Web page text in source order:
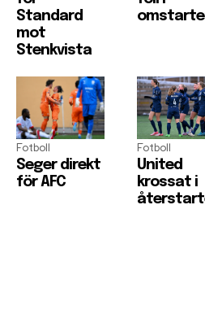
Standard
mot
Stenkvista
Fotboll
Seger direkt
för AFC
Fotboll
United
krossat i